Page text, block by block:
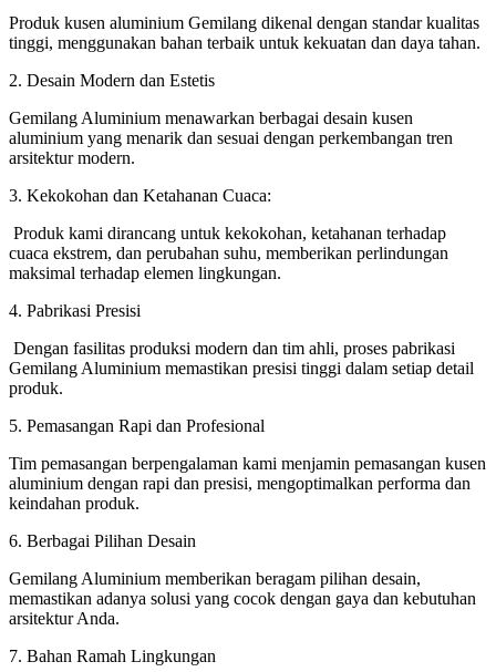
Produk kusen aluminium Gemilang dikenal dengan standar kualitas
tinggi, menggunakan bahan terbaik untuk kekuatan dan daya tahan.
2. Desain Modern dan Estetis
Gemilang Aluminium menawarkan berbagai desain kusen
aluminium yang menarik dan sesuai dengan perkembangan tren
arsitektur modern.
3. Kekokohan dan Ketahanan Cuaca:
Produk kami dirancang untuk kekokohan, ketahanan terhadap
cuaca ekstrem, dan perubahan suhu, memberikan perlindungan
maksimal terhadap elemen lingkungan.
4. Pabrikasi Presisi
Dengan fasilitas produksi modern dan tim ahli, proses pabrikasi
Gemilang Aluminium memastikan presisi tinggi dalam setiap detail
produk.
5. Pemasangan Rapi dan Profesional
Tim pemasangan berpengalaman kami menjamin pemasangan kusen
aluminium dengan rapi dan presisi, mengoptimalkan performa dan
keindahan produk.
6. Berbagai Pilihan Desain
Gemilang Aluminium memberikan beragam pilihan desain,
memastikan adanya solusi yang cocok dengan gaya dan kebutuhan
arsitektur Anda.
7. Bahan Ramah Lingkungan